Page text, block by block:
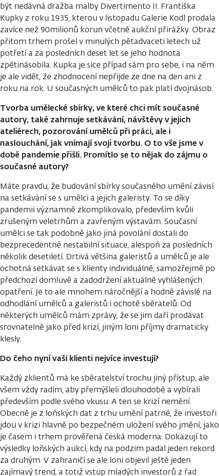
být nedávná dražba malby Divertimento II. Františka
Kupky z roku 1935, kterou v listopadu Galerie Kodl prodala
zavíce než 90milionů korun včetně aukční přirážky. Obraz
přitom trhem prošel v minulých pětadvaceti letech už
potřetí a za posledních deset let se jeho hodnota
zpětinásobila. Kupka je sice případ sám pro sebe, i na něm
je ale vidět, že zhodnocení nepřijde ze dne na den ani z
roku na rok. U současných umělců to pak platí dvojnásob.
Tvorba umělecké sbírky, ve které chci mít současné
autory, také zahrnuje setkávání, návštěvy v jejich
ateliérech, pozorování umělců při práci, ale i
naslouchání, jak vnímají svoji tvorbu. O to vše jsme v
době pandemie přišli. Promítlo se to nějak do zájmu o
současné autory?
Máte pravdu, že budování sbírky současného umění závisí
na setkávání se s umělci a jejich galeristy. To se díky
pandemii významně zkomplikovalo, především kvůli
zrušeným veletrhům a zavřeným výstavám. Současní
umělci se tak podobně jako jiná povolání dostali do
bezprecedentně nestabilní situace, alespoň za posledních
několik desetiletí. Drtivá většina galeristů a umělců je ale
ochotná setkávat se s klienty individuálně, samozřejmě po
předchozí domluvě a zadodržení aktuálně vyhlášených
opatření. Je to ale mnohem náročnější a hodně závislé na
odhodlání umělců a galeristů i ochotě sběratelů. Od
některých umělců mám zprávy, že se jim daří prodávat
srovnatelně jako před krizí, jiným loni příjmy dramaticky
klesly.
Do čeho nyní vaši klienti nejvíce investují?
Každý zklientů má ke sběratelství trochu jiný přístup, ale
všem vždy radím, aby přemýšleli dlouhodobě a vybírali
především podle svého vkusu. A ten se krizí nemění.
Obecně je z loňských dat z trhu umění patrné, že investoři
jdou v krizi hlavně po bezpečném uložení svého jmění, jako
je časem i trhem prověřená česká moderna. Dokazují to
výsledky loňských aukcí, kdy na podzim padal jeden rekord
za druhým. V zahraničí se ale loni objevil ještě jeden
zajímavý trend, a totiž vstup mladých investorů z řad